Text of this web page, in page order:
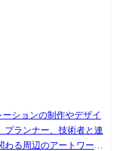
、より魅力的で価値ある
の強化が不可欠です。
ジニアや自部署と連携し
に加えグループ内外のビ
す。 そのため、以下の
ると考えています。 ・
メンバーからの意見や
ションの制作やデザイ